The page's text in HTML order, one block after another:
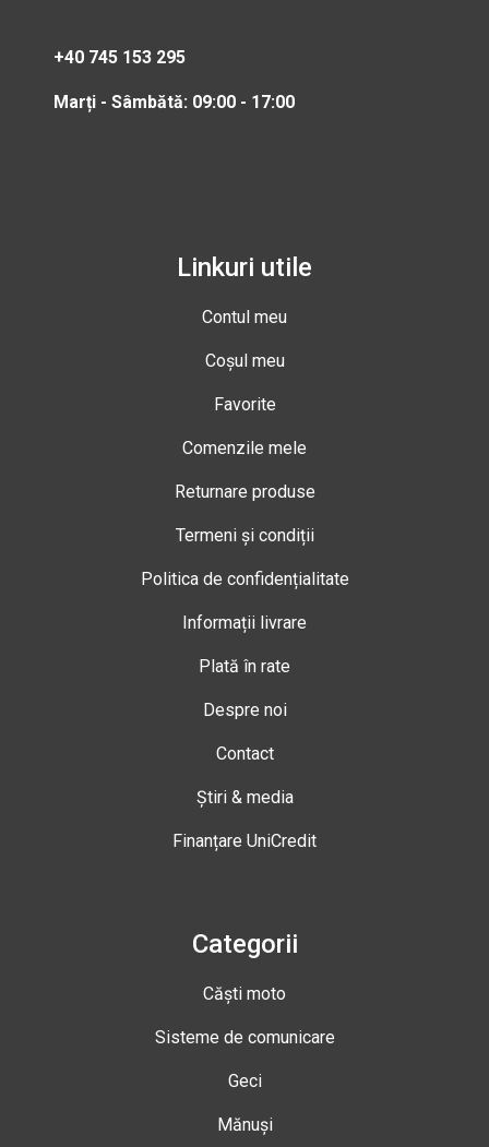
+40 745 153 295
Marți - Sâmbătă: 09:00 - 17:00
Linkuri utile
Contul meu
Coșul meu
Favorite
Comenzile mele
Returnare produse
Termeni și condiții
Politica de confidențialitate
Informații livrare
Plată în rate
Despre noi
Contact
Știri & media
Finanțare UniCredit
Categorii
Căști moto
Sisteme de comunicare
Geci
Mănuși